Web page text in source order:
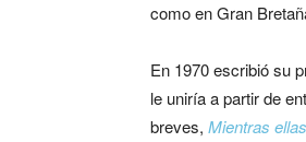
como en Gran
En 1970 escribió su
le uniría a partir de
breves, Mientras